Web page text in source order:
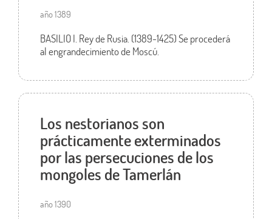
año 1389
BASILIO I. Rey de Rusia. (1389-1425) Se procederá
al engrandecimiento de Moscú.
Los nestorianos son
prácticamente exterminados
por las persecuciones de los
mongoles de Tamerlán
año 1390